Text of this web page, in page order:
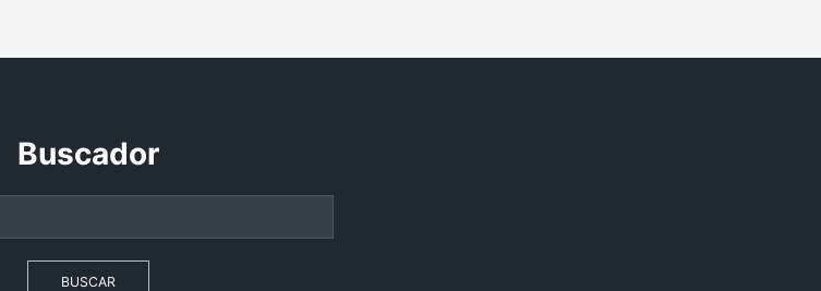
Buscador
BUSCAR